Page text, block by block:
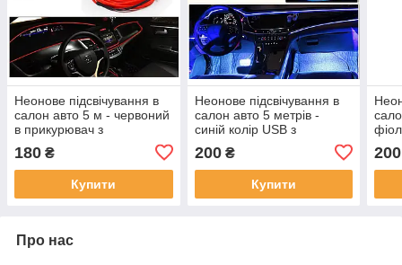
Неонове підсвічування в
салон авто 5 м - червоний
в прикурювач з
інвертором 12v. Гнучкий
холодний неон з кантом
180 ₴
Купити
Неонове підсвічування в
салон авто 5 метрів -
синій колір USB з
інвертором 12v. Гнучкий
холодний неон з кантом
200₴
Купити
200
Про нас